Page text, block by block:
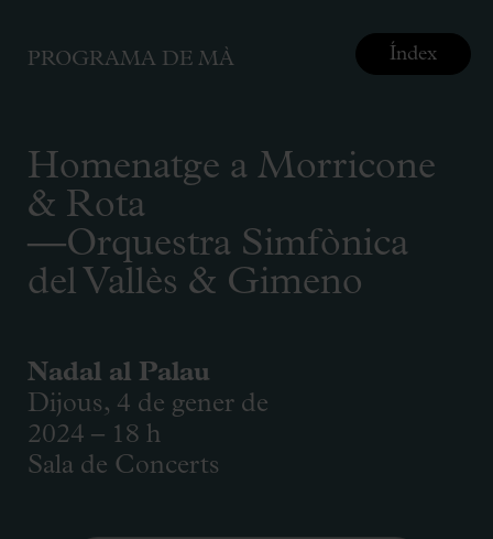
PROGRAMA DE MÀ
Homenatge a Morricone
& Rota
—Orquestra Simfònica
del Vallès & Gimeno
Nadal al Palau
Dijous, 4 de gener de
2024 – 18 h
Sala de Concerts
Índex